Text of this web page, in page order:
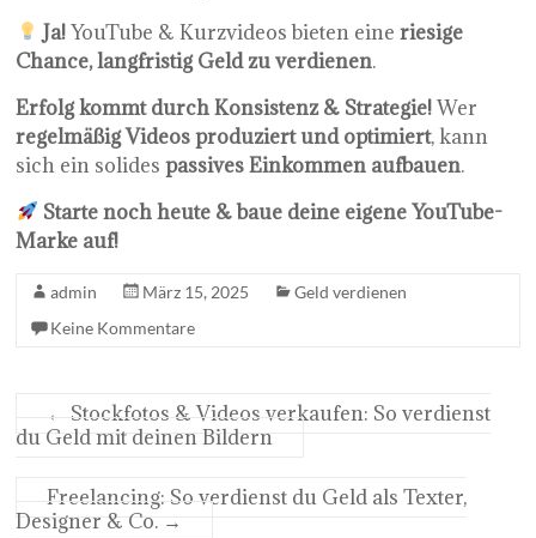
Ja!YouTube & Kurzvideos bieten eine riesige
Chance, langfristig Geld zu verdienen.
Erfolg kommt durch Konsistenz & Strategie!Wer
regelmäßig Videos produziert und optimiert, kann
sich ein solidespassives Einkommen aufbauen.
Starte noch heute & baue deine eigene YouTube-
Marke auf!
admin März 15, 2025
Geld verdienen
Keine Kommentare
←
Stockfotos & Videos verkaufen: So verdienst
du Geld mit deinen Bildern
Freelancing: So verdienst du Geld als Texter,
Designer & Co. →